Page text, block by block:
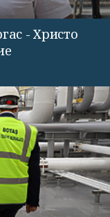
- Христо